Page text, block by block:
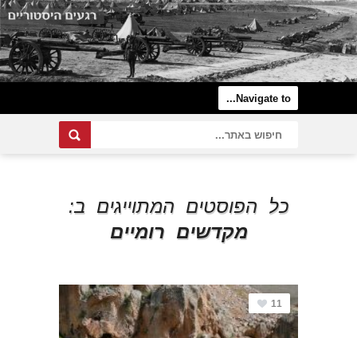
כל הפוסטים המתוייגים ב:
מקדשים רומיים
11